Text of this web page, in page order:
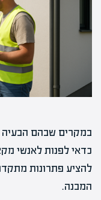
במקרים שבהם הבעיה
כדאי לפנות לאנשי
להציע פתרונות
המבנה.